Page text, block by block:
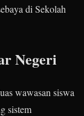
di Sekolah
Negeri
wawasan siswa
sistem